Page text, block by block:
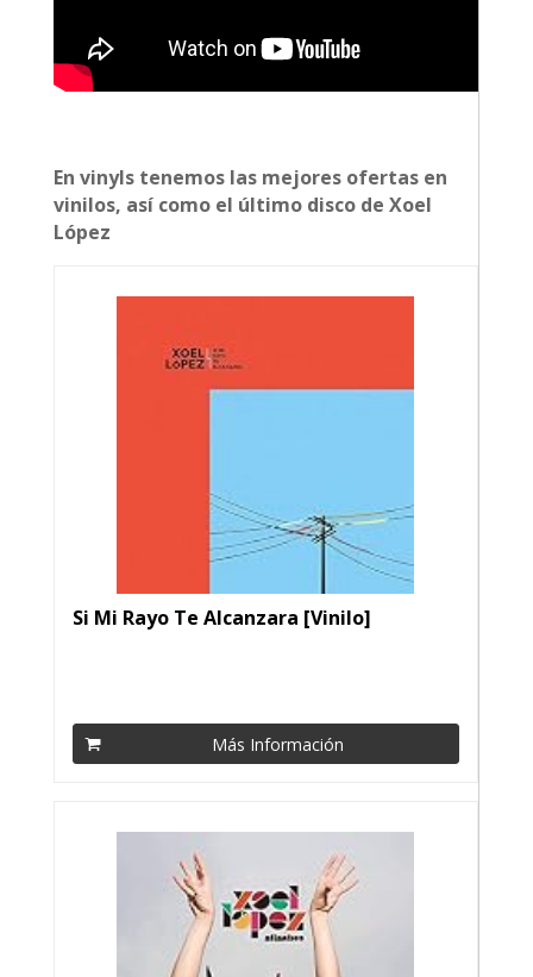
En vinyls tenemos las mejores ofertas en
vinilos, así como el último disco de Xoel
López
Si Mi Rayo Te Alcanzara [Vinilo]
Más Información